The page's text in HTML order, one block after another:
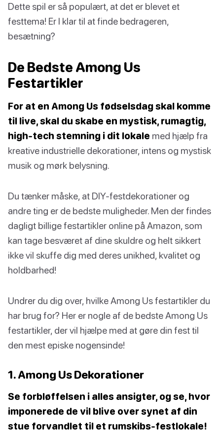
Dette spil er så populært, at det er blevet et
festtema! Er I klar til at finde bedrageren,
besætning?
De Bedste Among Us
Festartikler
For at en Among Us fødselsdag skal komme
til live, skal du skabe en mystisk, rumagtig,
high-tech stemning i dit lokale med hjælp fra
kreative industrielle dekorationer, intens og mystisk
musik og mørk belysning.
Du tænker måske, at DIY-festdekorationer og
andre ting er de bedste muligheder. Men der findes
dagligt billige festartikler online på Amazon, som
kan tage besværet af dine skuldre og helt sikkert
ikke vil skuffe dig med deres unikhed, kvalitet og
holdbarhed!
Undrer du dig over, hvilke Among Us festartikler du
har brug for? Her er nogle af de bedste Among Us
festartikler, der vil hjælpe med at gøre din fest til
den mest episke nogensinde!
1. Among Us Dekorationer
Se forbløffelsen i alles ansigter, og se, hvor
imponerede de vil blive over synet af din
stue forvandlet til et rumskibs-festlokale!